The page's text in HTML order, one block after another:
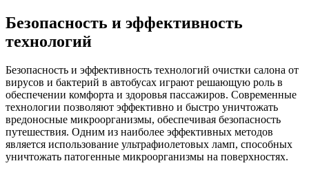
Безопасность и эффективность
технологий
Безопасность и эффективность технологий очистки салона от
вирусов и бактерий в автобусах играют решающую роль в
обеспечении комфорта и здоровья пассажиров. Современные
технологии позволяют эффективно и быстро уничтожать
вредоносные микроорганизмы, обеспечивая безопасность
путешествия. Одним из наиболее эффективных методов
является использование ультрафиолетовых ламп, способных
уничтожать патогенные микроорганизмы на поверхностях.